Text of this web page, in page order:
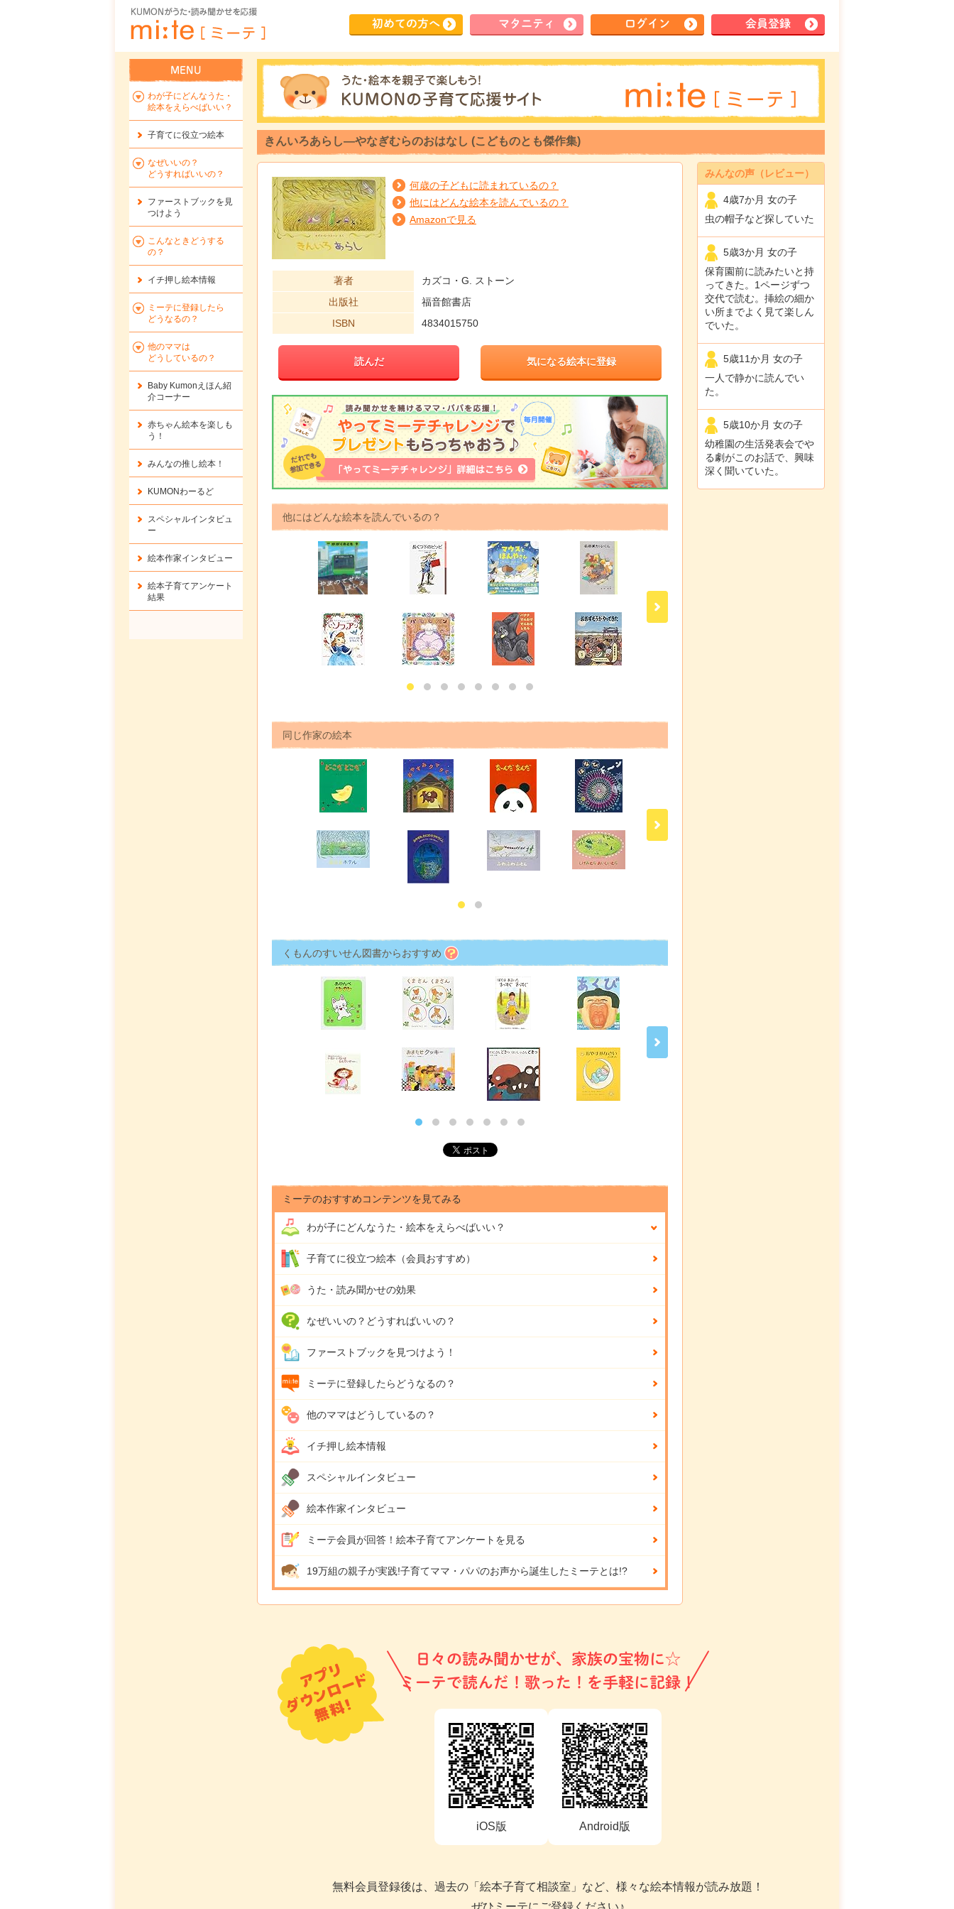
初めての方へ マタ ニティ ログイン 会員登録
きんいろあらし―やなぎむらのおはなし (こどものとも傑作集)
みんなの声（レビュー）
4歳7か月 女の子
虫の帽子など探していた
5歳3か月 女の子
保育園前に読みたいと持
ってきた。1ページずつ
交代で読む。挿絵の細か
い所までよく見て楽しん
でいた。
5歳11か月 女の子
一人で静かに読んでい
た。
5歳10か月 女の子
幼稚園の生活発表会でや
る劇がこのお話で、興味
深く聞いていた。
何歳の子どもに読まれているの？
他にはどんな絵本を読んでいるの？
Amazonで見る
著者
カズコ・G. ストーン
出版社
福音館書店
ISBN
4834015750
読んだ 気になる絵本に登録
他にはどんな絵本を読んでいるの？
同じ作家の絵本
くもんのすいせん図書からおすすめ
ミーテのおすすめコンテンツを見てみる
わが子にどんなうた・絵本をえらべばいい？
子育てに役立つ絵本（会員おすすめ）
うた・読み聞かせの効果
なぜいいの？どうすればいいの？
ファーストブックを見つけよう！
ミーテに登録したらどうなるの？
他のママはどうしているの？
イチ押し絵本情報
スペシャルインタビュー
絵本作家インタビュー
ミーテ会員が回答！ 絵本子育てアンケートを見る
19万組の親子が実践!子育てママ・パパのお声から誕生したミーテとは!?
わが子にどんなうた・
絵本をえらべばいい？
子育てに役立つ絵本
なぜいいの？
どうすればいいの？
ファーストブックを 見
つけよう
こんなときどうする
の？
イチ押し絵本情報
ミーテに登録したら
どうなるの？
他のママは
どうしているの？
Baby Kumonえほん紹
介コーナー
赤ちゃん絵本を楽しも
う！
みんなの推し絵本！
KUMONわーるど
スペシャルインタビュ
ー
絵本作家インタビュー
絵本子育てアンケート
結果
日々の読み聞かせが、家族の宝物に☆
ミーテで読んだ！歌った！を手軽に記録！
iOS版 Android版
無料会員登録後は、過去の「絵本子育て相談室」など、様々な絵本情報が読み放題！
ぜひミーテにご登録ください♪